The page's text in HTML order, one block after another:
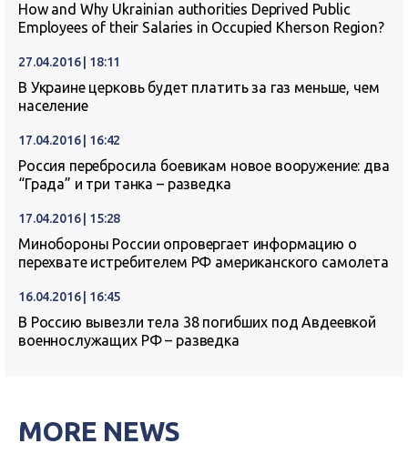
How and Why Ukrainian authorities Deprived Public
Employees of their Salaries in Occupied Kherson Region?
27.04.2016 | 18:11
В Украине церковь будет платить за газ меньше, чем
население
17.04.2016 | 16:42
Россия перебросила боевикам новое вооружение: два
“Града” и три танка – разведка
17.04.2016 | 15:28
Минобороны России опровергает информацию о
перехвате истребителем РФ американского самолета
16.04.2016 | 16:45
В Россию вывезли тела 38 погибших под Авдеевкой
военнослужащих РФ – разведка
MORE NEWS